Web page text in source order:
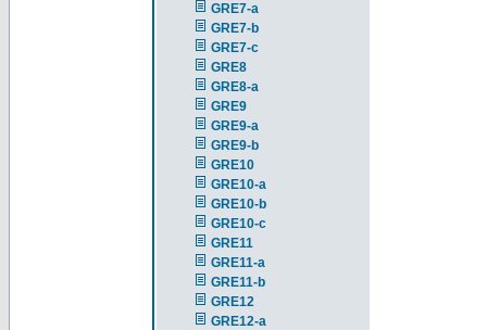
GRE7-a
GRE7-b
GRE7-c
GRE8
GRE8-a
GRE9
GRE9-a
GRE9-b
GRE10
GRE10-a
GRE10-b
GRE10-c
GRE11
GRE11-a
GRE11-b
GRE12
GRE12-a